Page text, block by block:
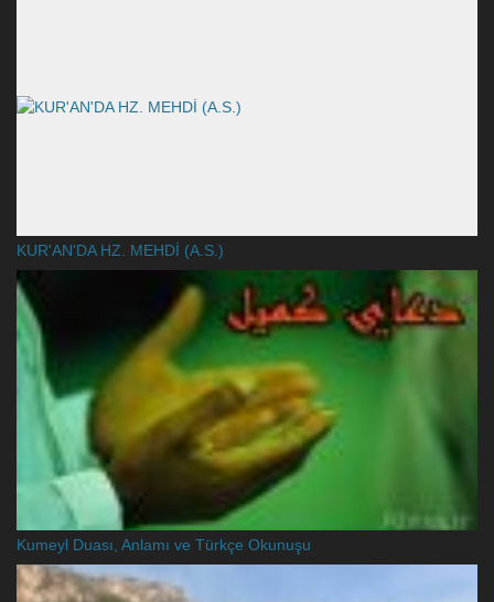
KUR'AN'DA HZ. MEHDİ (A.S.)
Kumeyl Duası, Anlamı ve Türkçe Okunuşu